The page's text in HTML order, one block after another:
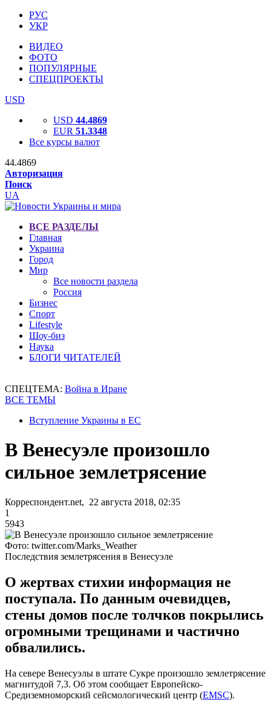
РУС
УКР
ВИДЕО
ФОТО
ПОПУЛЯРНЫЕ
СПЕЦПРОЕКТЫ
USD
USD 44.4869
EUR 51.3348
Все курсы валют
44.4869
Авторизация
Поиск
UA
ВСЕ РАЗДЕЛЫ
Главная
Украина
Город
Мир
Все новости раздела
Россия
Бизнес
Спорт
Lifestyle
Шоу-биз
Наука
БЛОГИ ЧИТАТЕЛЕЙ
СПЕЦТЕМА: Война в Иране
ВСЕ ТЕМЫ
Вступление Украины в ЕС
В Венесуэле произошло
сильное землетрясение
Корреспондент.net, 22 августа 2018, 02:35
1
5943
Фото: twitter.com/Marks_Weather
Последствия землетрясения в Венесуэле
О жертвах стихии информация не
поступала. По данным очевидцев,
стены домов после толчков покрылись
огромными трещинами и частично
обвалились.
На севере Венесуэлы в штате Сукре произошло землетрясение
магнитудой 7,3. Об этом сообщает Европейско-
Средиземноморский сейсмологический центр (EMSC).